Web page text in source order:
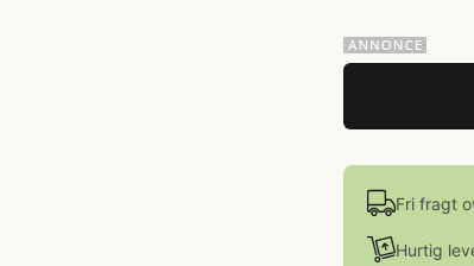
Fri fragt
Hurtig